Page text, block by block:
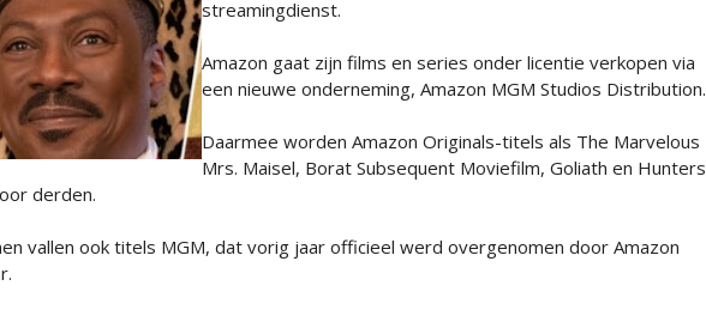
streamingdienst.
Amazon gaat zijn films en series onder licentie verkopen via
een nieuwe onderneming, Amazon MGM Studios Distribution.
Daarmee worden Amazon Originals-titels als The Marvelous
Mrs. Maisel, Borat Subsequent Moviefilm, Goliath en Hunters
derden.
vallen ook titels MGM, dat vorig jaar officieel werd overgenomen door Amazon